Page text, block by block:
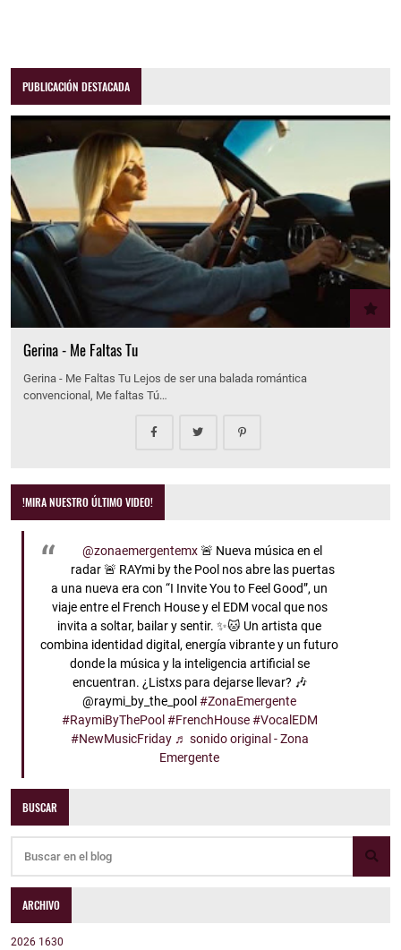
PUBLICACIÓN DESTACADA
Gerina - Me Faltas Tu
Gerina - Me Faltas Tu Lejos de ser una balada romántica
convencional, Me faltas Tú…
!MIRA NUESTRO ÚLTIMO VIDEO!
@zonaemergentemx🚨 Nueva música en el
radar 🚨 RAYmi by the Pool nos abre las puertas
a una nueva era con “I Invite You to Feel Good”, un
viaje entre el French House y el EDM vocal que nos
invita a soltar, bailar y sentir. ✨🐱 Un artista que
combina identidad digital, energía vibrante y un futuro
donde la música y la inteligencia artificial se
encuentran. ¿Listxs para dejarse llevar? 🎶
@raymi_by_the_pool#ZonaEmergente
#RaymiByThePool #FrenchHouse #VocalEDM
#NewMusicFriday ♬ sonido original - Zona
Emergente
BUSCAR
ARCHIVO
2026 1630